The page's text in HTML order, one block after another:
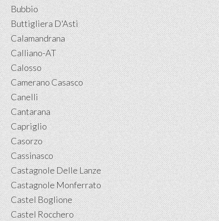
Bubbio
Buttigliera D'Asti
Calamandrana
Calliano-AT
Calosso
Camerano Casasco
Canelli
Cantarana
Capriglio
Casorzo
Cassinasco
Castagnole Delle Lanze
Castagnole Monferrato
Castel Boglione
Castel Rocchero